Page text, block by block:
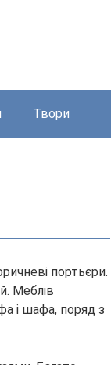
Твори
портьєри.
Меблів
і шафа, поряд з